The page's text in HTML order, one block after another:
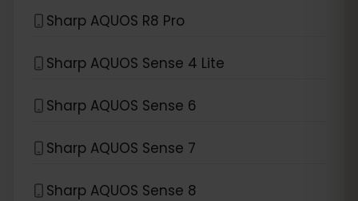
Sharp AQUOS R8 Pro
Sharp AQUOS Sense 4 Lite
Sharp AQUOS Sense 6
Sharp AQUOS Sense 7
Sharp AQUOS Sense 8